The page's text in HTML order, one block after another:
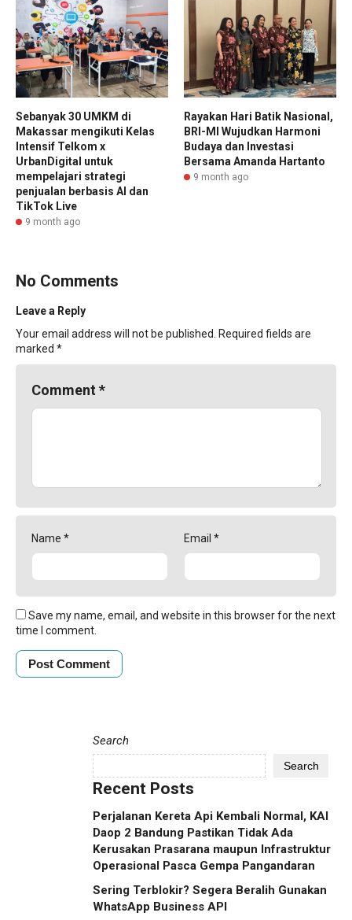
Sebanyak 30 UMKM di
Makassar mengikuti Kelas
Intensif Telkom x
UrbanDigital untuk
mempelajari strategi
penjualan berbasis AI dan
TikTok Live
9 month ago
Rayakan Hari Batik Nasional,
BRI-MI Wujudkan Harmoni
Budaya dan Investasi
Bersama Amanda Hartanto
9 month ago
No Comments
Leave a Reply
Your email address will not be published. Required fields are
marked *
Comment *
Name * Email *
Save my name, email, and website in this browser for the next
time I comment.
Search
Search
Recent Posts
Perjalanan Kereta Api Kembali Normal, KAI
Daop 2 Bandung Pastikan Tidak Ada
Kerusakan Prasarana maupun Infrastruktur
Operasional Pasca Gempa Pangandaran
Sering Terblokir? Segera Beralih Gunakan
WhatsApp Business API